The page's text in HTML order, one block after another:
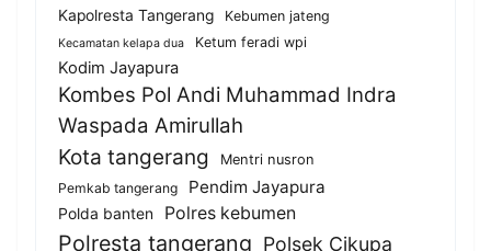
Kapolresta Tangerang Kebumen jateng
Kecamatan kelapa dua Ketum feradi wpi
Kodim Jayapura
Kombes Pol Andi Muhammad Indra
Waspada Amirullah
Kota tangerang
Mentri nusron
Pemkab tangerang
Pendim Jayapura
Polda banten Polres kebumen
Polresta tangerang Polsek Cikupa